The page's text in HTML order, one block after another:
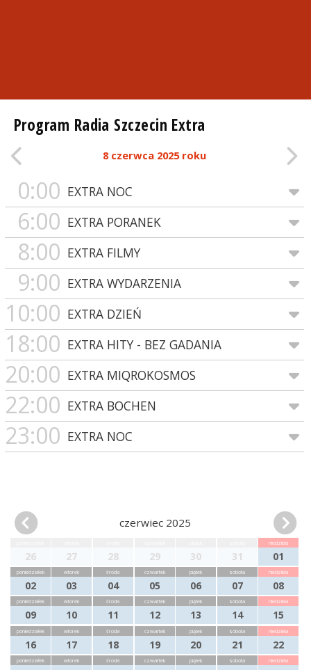
Program Radia Szczecin Extra
8 czerwca 2025 roku
0:00 EXTRA NOC
6:00 EXTRA PORANEK
8:00 EXTRA FILMY
9:00 EXTRA WYDARZENIA
10:00 EXTRA DZIEŃ
18:00 EXTRA HITY - BEZ GADANIA
20:00 EXTRA MIQROKOSMOS
22:00 EXTRA BOCHEN
23:00 EXTRA NOC
czerwiec 2025
26 27 28 29 30 31
niedziela
01
poniedziałek
02
wtorek
03
środa
04
czwartek
05
piątek
06
sobota
07
niedziela
08
poniedziałek
09
wtorek
10
środa
11
czwartek
12
piątek
13
sobota
14
niedziela
15
poniedziałek
16
wtorek
17
środa
18
czwartek
19
piątek
20
sobota
21
niedziela
22
poniedziałek wtorek środa czwartek piątek sobota niedziela